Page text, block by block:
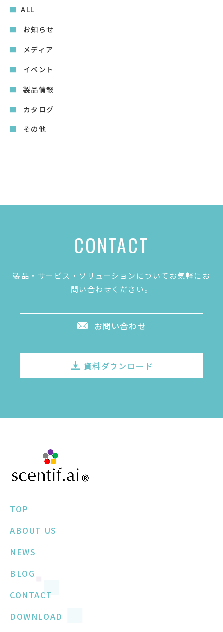
ALL
お知らせ
メディア
イベント
製品情報
カタログ
その他
CONTACT
製品・サービス・ソリューションについてお気軽にお
問い合わせください。
お問い合わせ
資料ダウンロード
TOP
ABOUT US
NEWS
BLOG
CONTACT
DOWNLOAD